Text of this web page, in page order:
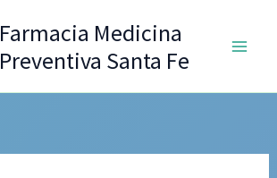
Farmacia Medicina
Preventiva Santa Fe